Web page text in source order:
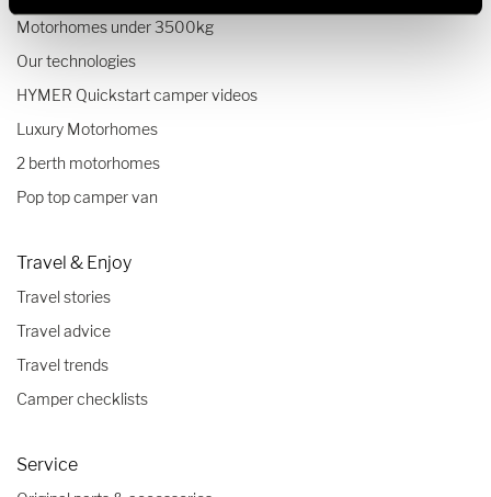
Motorhomes under 3500kg
Our technologies
HYMER Quickstart camper videos
Luxury Motorhomes
2 berth motorhomes
Pop top camper van
Travel & Enjoy
Travel stories
Travel advice
Travel trends
Camper checklists
Service